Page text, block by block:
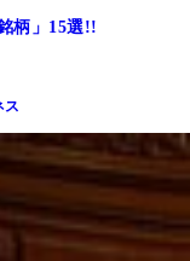
柄」15選!!
ス